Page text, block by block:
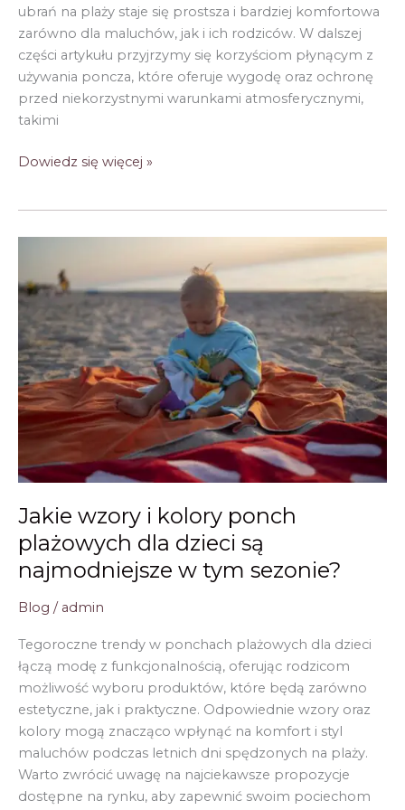
ubrań na plaży staje się prostsza i bardziej komfortowa
zarówno dla maluchów, jak i ich rodziców. W dalszej
części artykułu przyjrzymy się korzyściom płynącym z
używania poncza, które oferuje wygodę oraz ochronę
przed niekorzystnymi warunkami atmosferycznymi,
takimi
Ponczo
zmiany
ubrań
plaży
Dowiedz się więcej »
Jakie wzory i kolory ponch
plażowych dla dzieci są
najmodniejsze w tym sezonie?
Blog / admin
Tegoroczne trendy w ponchach plażowych dla dzieci
łączą modę z funkcjonalnością, oferując rodzicom
możliwość wyboru produktów, które będą zarówno
estetyczne, jak i praktyczne. Odpowiednie wzory oraz
kolory mogą znacząco wpłynąć na komfort i styl
maluchów podczas letnich dni spędzonych na plaży.
Warto zwrócić uwagę na najciekawsze propozycje
dostępne na rynku, aby zapewnić swoim pociechom